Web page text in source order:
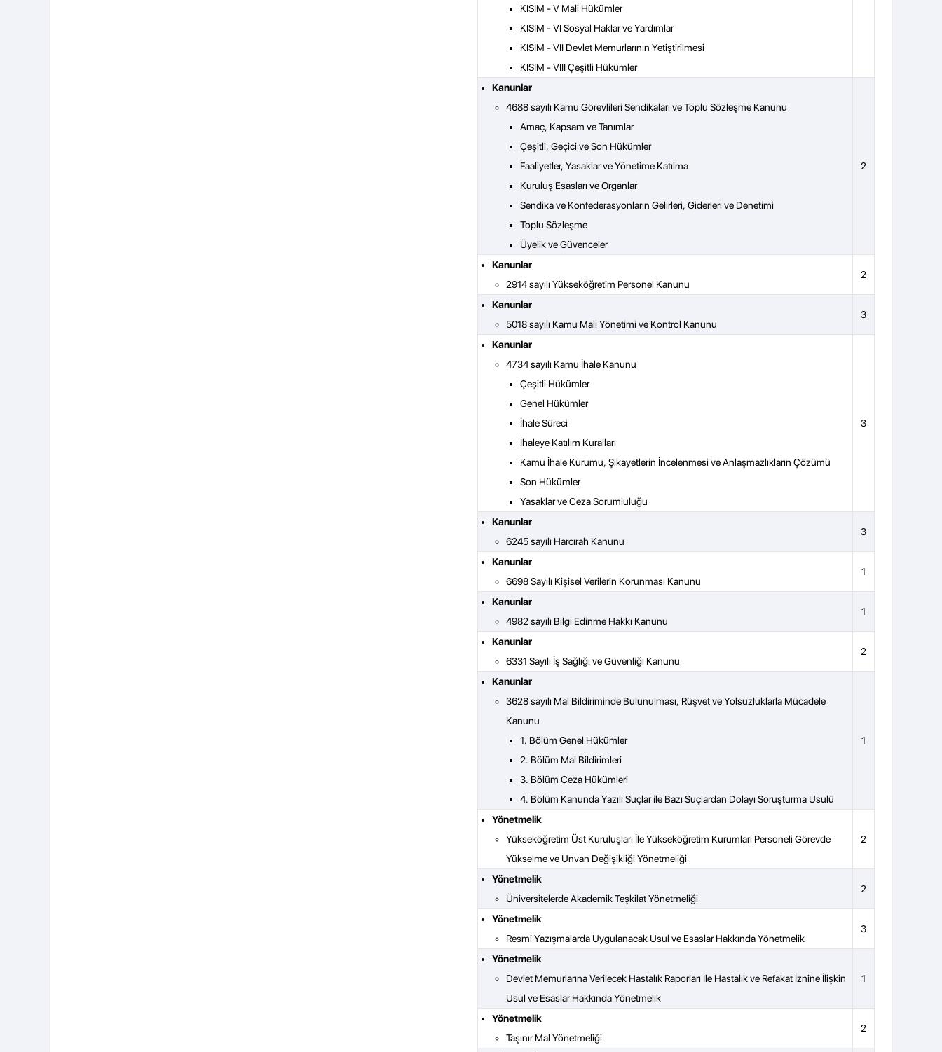
KISIM - V Mali Hükümler
KISIM - VI Sosyal Haklar ve Yardımlar
KISIM - VII Devlet Memurlarının Yetiştirilmesi
KISIM - VIII Çeşitli Hükümler
Kanunlar
4688 sayılı Kamu Görevlileri Sendikaları ve Toplu Sözleşme Kanunu
Amaç, Kapsam ve Tanımlar
Çeşitli, Geçici ve Son Hükümler
Faaliyetler, Yasaklar ve Yönetime Katılma
Kuruluş Esasları ve Organlar
Sendika ve Konfederasyonların Gelirleri, Giderleri ve Denetimi
Toplu Sözleşme
Üyelik ve Güvenceler
2
Kanunlar
2914 sayılı Yükseköğretim Personel Kanunu
2
Kanunlar
5018 sayılı Kamu Mali Yönetimi ve Kontrol Kanunu
3
Kanunlar
4734 sayılı Kamu İhale Kanunu
Çeşitli Hükümler
Genel Hükümler
İhale Süreci
İhaleye Katılım Kuralları
Kamu İhale Kurumu, Şikayetlerin İncelenmesi ve Anlaşmazlıkların Çözümü
Son Hükümler
Yasaklar ve Ceza Sorumluluğu
3
Kanunlar
6245 sayılı Harcırah Kanunu
3
Kanunlar
6698 Sayılı Kişisel Verilerin Korunması Kanunu
1
Kanunlar
4982 sayılı Bilgi Edinme Hakkı Kanunu
1
Kanunlar
6331 Sayılı İş Sağlığı ve Güvenliği Kanunu
2
Kanunlar
3628 sayılı Mal Bildiriminde Bulunulması, Rüşvet ve Yolsuzluklarla Mücadele
Kanunu
1. Bölüm Genel Hükümler
2. Bölüm Mal Bildirimleri
3. Bölüm Ceza Hükümleri
4. Bölüm Kanunda Yazılı Suçlar ile Bazı Suçlardan Dolayı Soruşturma Usulü
1
Yönetmelik
Yükseköğretim Üst Kuruluşları İle Yükseköğretim Kurumları Personeli Görevde
Yükselme ve Unvan Değişikliği Yönetmeliği
2
Yönetmelik
Üniversitelerde Akademik Teşkilat Yönetmeliği
2
Yönetmelik
Resmi Yazışmalarda Uygulanacak Usul ve Esaslar Hakkında Yönetmelik
3
Yönetmelik
Devlet Memurlarına Verilecek Hastalık Raporları İle Hastalık ve Refakat İznine İlişkin
Usul ve Esaslar Hakkında Yönetmelik
1
Yönetmelik
Taşınır Mal Yönetmeliği
2